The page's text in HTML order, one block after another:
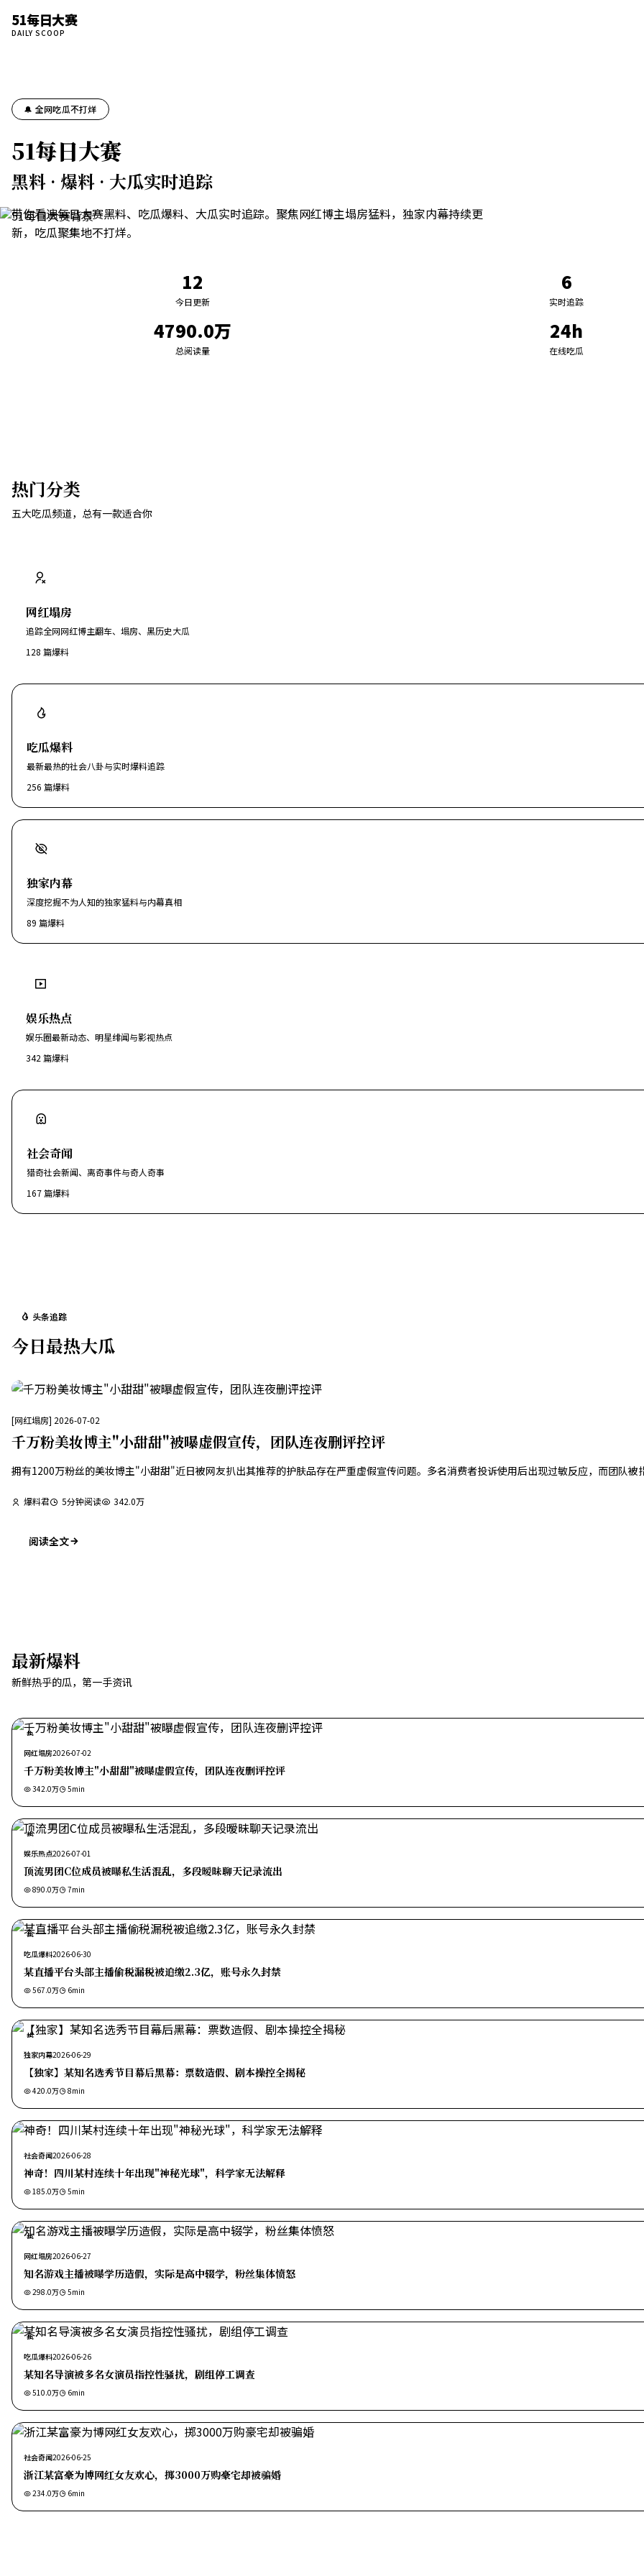
51每日大赛
DAILY SCOOP
🔔 全网吃瓜不打烊
51每日大赛
黑料 · 爆料 · 大瓜实时追踪
带你看遍每日大赛黑料、吃瓜爆料、大瓜实时追踪。聚焦网红博主塌房猛料，独家内幕持续更
新，吃瓜聚集地不打烊。
12
今日更新
6
实时追踪
4790.0万
总阅读量
24h
在线吃瓜
热门分类
五大吃瓜频道，总有一款适合你
网红塌房
追踪全网网红博主翻车、塌房、黑历史大瓜
128 篇爆料
吃瓜爆料
最新最热的社会八卦与实时爆料追踪
256 篇爆料
独家内幕
深度挖掘不为人知的独家猛料与内幕真相
89 篇爆料
娱乐热点
娱乐圈最新动态、明星绯闻与影视热点
342 篇爆料
社会奇闻
猎奇社会新闻、离奇事件与奇人奇事
167篇爆料
头条追踪
今日最热大瓜
[网红塌房] 2026-07-02
千万粉美妆博主"小甜甜"被曝虚假宣传，团队连夜删评控评
拥有1200万粉丝的美妆博主"小甜甜"近日被网友扒出其推荐的护肤品存在严重虚假宣传问题。多名消费者投诉使用后出现过敏反应，而团队被
爆料君 5分钟阅读 342.0万
阅读全文
最新爆料
新鲜热乎的瓜，第一手资讯
热
网红塌房2026-07-02
千万粉美妆博主"小甜甜"被曝虚假宣传，团队连夜删评控评
342.0万 5min
热
娱乐热点2026-07-01
顶流男团C位成员被曝私生活混乱，多段暧昧聊天记录流出
890.0万 7min
热
吃瓜爆料2026-06-30
某直播平台头部主播偷税漏税被追缴2.3亿，账号永久封禁
567.0万 6min
热
独家内幕2026-06-29
【独家】某知名选秀节目幕后黑幕：票数造假、剧本操控全揭秘
420.0万 8min
社会奇闻2026-06-28
神奇！四川某村连续十年出现"神秘光球"，科学家无法解释
185.0万 5min
热
网红塌房2026-06-27
知名游戏主播被曝学历造假，实际是高中辍学，粉丝集体愤怒
298.0万 5min
热
吃瓜爆料2026-06-26
某知名导演被多名女演员指控性骚扰，剧组停工调查
510.0万 6min
社会奇闻2026-06-25
浙江某富豪为博网红女友欢心，掷3000万购豪宅却被骗婚
234.0万 6min